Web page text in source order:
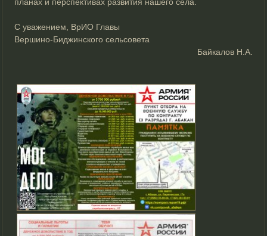
планах и перспективах развития нашего села.
С уважением, ВрИО Главы
Вершино-Биджинского сельсовета
Байкалов Н.А.